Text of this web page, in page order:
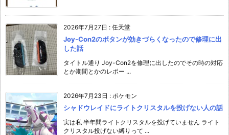
2026年7月27日 : 任天堂
Joy-Con2のボタンが効きづらくなったので修理に出
した話
タイトル通り Joy-Con2を修理に出したのでその時の対応
とか期間とかのレポー ...
2026年7月23日 : ポケモン
シャドウレイドにライトクリスタルを投げない人の話
実は私 半年間ライトクリスタルを投げていません ライト
クリスタル投げない縛りって ...